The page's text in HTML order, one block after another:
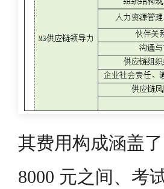
其费用构成涵盖
8000 元之间、考